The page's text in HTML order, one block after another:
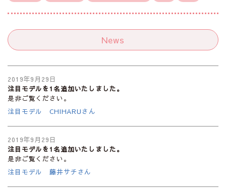
News
2019年9月29日
注目モデルを1名追加いたしました。
是非ご覧ください。
注目モデル CHIHARUさん
2019年9月29日
注目モデルを1名追加いたしました。
是非ご覧ください。
注目モデル 藤井サチさん